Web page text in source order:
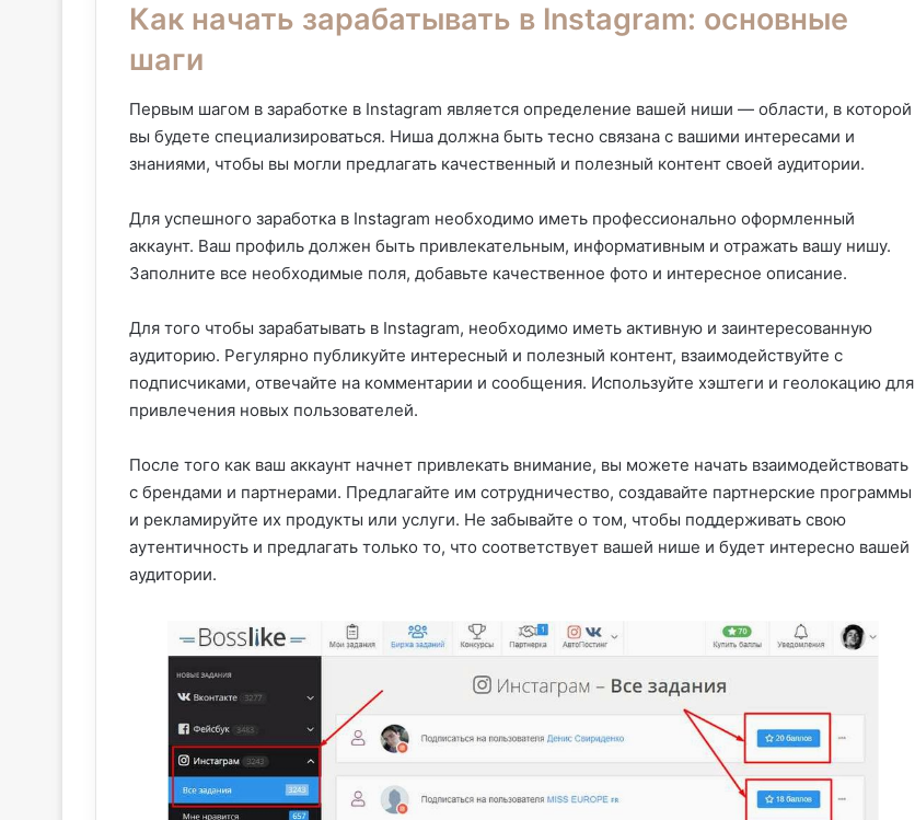
Как начать зарабатывать в Instagram: основные
шаги
Первым шагом в заработке в Instagram является определение вашей ниши — области, в которой
вы будете специализироваться. Ниша должна быть тесно связана с вашими интересами и
знаниями, чтобы вы могли предлагать качественный и полезный контент своей аудитории.
Для успешного заработка в Instagram необходимо иметь профессионально оформленный
аккаунт. Ваш профиль должен быть привлекательным, информативным и отражать вашу нишу.
Заполните все необходимые поля, добавьте качественное фото и интересное описание.
Для того чтобы зарабатывать в Instagram, необходимо иметь активную и заинтересованную
аудиторию. Регулярно публикуйте интересный и полезный контент, взаимодействуйте с
подписчиками, отвечайте на комментарии и сообщения. Используйте хэштеги и геолокацию для
привлечения новых пользователей.
После того как ваш аккаунт начнет привлекать внимание, вы можете начать взаимодействовать
с брендами и партнерами. Предлагайте им сотрудничество, создавайте партнерские программы
и рекламируйте их продукты или услуги. Не забывайте о том, чтобы поддерживать свою
аутентичность и предлагать только то, что соответствует вашей нише и будет интересно вашей
аудитории.